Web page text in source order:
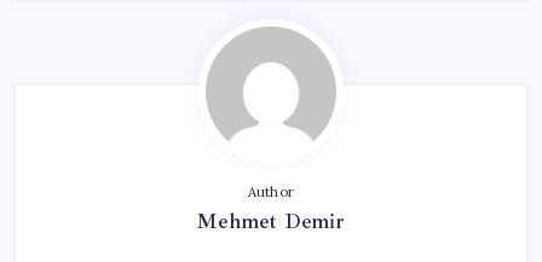
Author
Mehmet Demir